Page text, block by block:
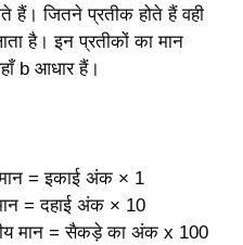
हैं। जितने प्रतीक होते हैं वही
है। इन प्रतीकों का मान
b आधार हैं।
= इकाई अंक × 1
= दहाई अंक × 10
मान = सैकड़े का अंक x 100